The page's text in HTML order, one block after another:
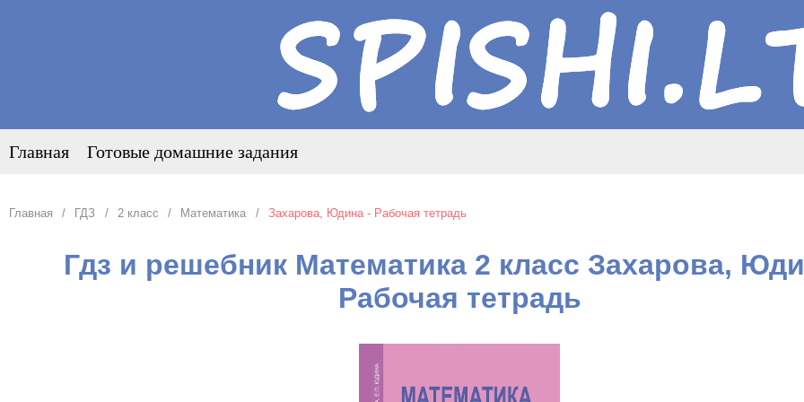
Главная Готовые домашние задания
Главная ГДЗ 2 класс Математика Захарова, Юдина - Рабочая тетрадь
Гдз и решебник Математика 2 класс Захарова,
Рабочая тетрадь